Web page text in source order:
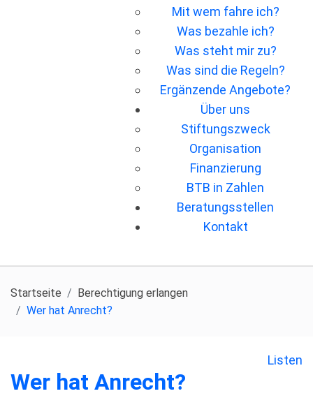
Mit wem fahre ich?
Was bezahle ich?
Was steht mir zu?
Was sind die Regeln?
Ergänzende Angebote?
Über uns
Stiftungszweck
Organisation
Finanzierung
BTB in Zahlen
Beratungsstellen
Kontakt
Startseite
Berechtigung erlangen
Wer hat Anrecht?
Listen
Wer hat Anrecht?